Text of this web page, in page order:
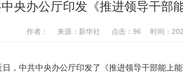
央办公厅印发《推进领导干部
作者： 来源：新华社 点击： 96 时间：
日，中共中央办公厅印发了《推进领导干部能上